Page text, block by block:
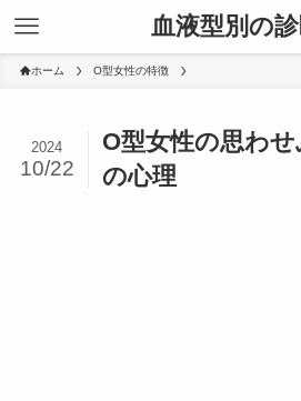
血液型別の
ホーム O型女性の特徴
O型女性の思わ
の心理
2024
10/22